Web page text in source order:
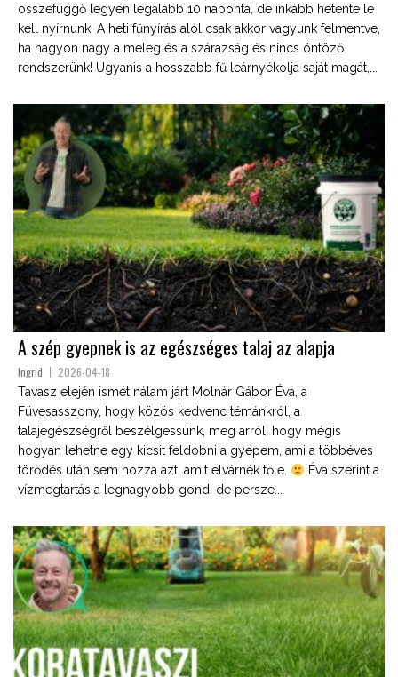
összefüggő legyen legalább 10 naponta, de inkább hetente le
kell nyírnunk. A heti fűnyírás alól csak akkor vagyunk felmentve,
ha nagyon nagy a meleg és a szárazság és nincs öntöző
rendszerünk! Ugyanis a hosszabb fű leárnyékolja saját magát,...
A szép gyepnek is az egészséges talaj az alapja
Ingrid 2026-04-18
Tavasz elején ismét nálam járt Molnár Gábor Éva, a
Füvesasszony, hogy közös kedvenc témánkról, a
talajegészségről beszélgessünk, meg arról, hogy mégis
hogyan lehetne egy kicsit feldobni a gyepem, ami a többéves
törődés után sem hozza azt, amit elvárnék tőle.
Éva szerint a
vízmegtartás a legnagyobb gond, de persze...